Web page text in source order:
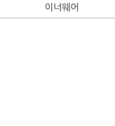
이너웨어